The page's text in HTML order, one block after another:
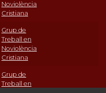
Noviolència
Cristiana
Grup de
Treball en
Noviolència
Cristiana
Grup de
Treball en